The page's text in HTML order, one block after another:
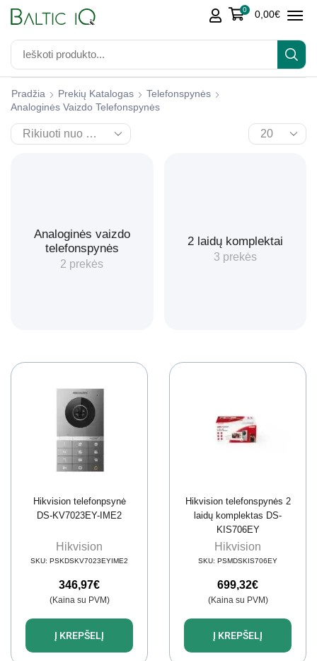
0 0,00€
Pradžia Prekių Katalogas
Telefonspynės
Analoginės Vaizdo Telefonspynės
Analoginės vaizdo
telefonspynės
2 prekės
2 laidų komplektai
3 prekės
Hikvision telefonpsynė
DS-KV7023EY-IME2
Hikvision
SKU: PSKDSKV7023EYIME2
346,97€
(Kaina su PVM)
Į KREPŠELĮ
Hikvision telefonspynės 2
laidų komplektas DS-
KIS706EY
Hikvision
SKU: PSMDSKIS706EY
699,32€
(Kaina su PVM)
Į KREPŠELĮ